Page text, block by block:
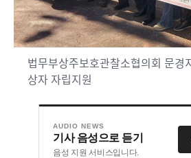
법무부상주보호관찰소협의회 문경
상자 자립지원
AUDIO NEWS
기사 음성으로 듣기
음성 지원 서비스입니다.